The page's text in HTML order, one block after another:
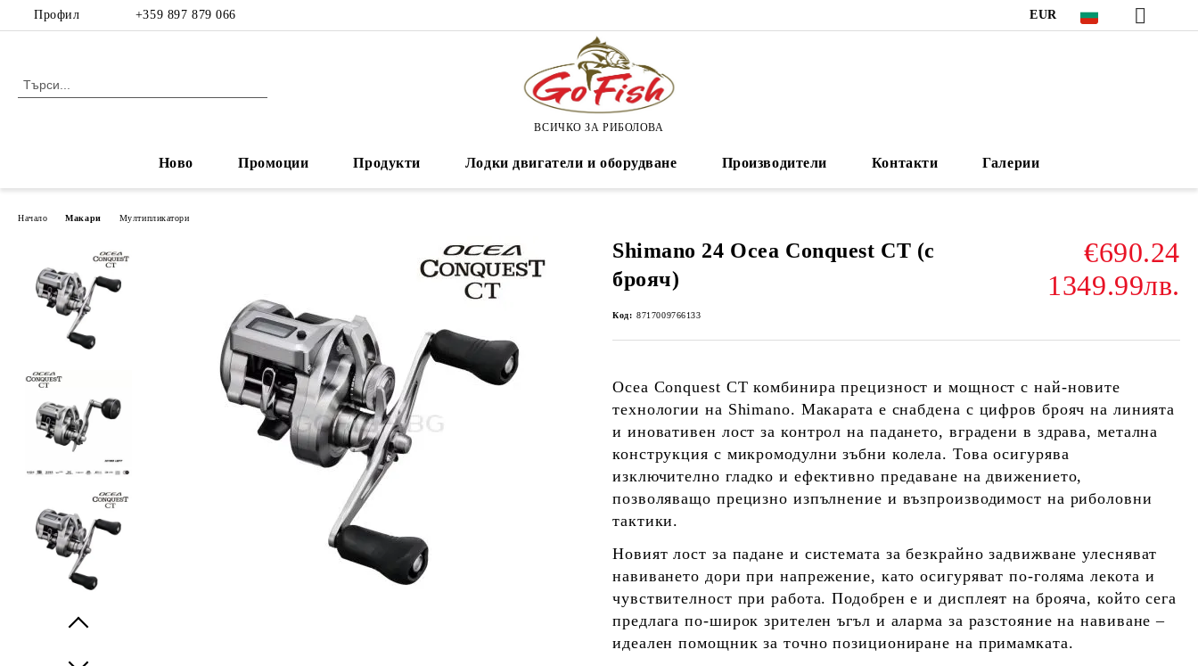
Профил +359 897 879 066 EUR
ВСИЧКО ЗА РИБОЛОВА
Ново Промоции Продукти Лодки двигатели и оборудване Производители Контакти Галерии
Начало Макари Мултипликатори
Shimano 24 Ocea Conquest CT (с
брояч)
€690.24
1349.99лв.
Код: 8717009766133
Ocea Conquest CT комбинира прецизност и мощност с най-новите
технологии на Shimano. Макарата е снабдена с цифров брояч на линията
и иновативен лост за контрол на падането, вградени в здрава, метална
конструкция с микромодулни зъбни колела. Това осигурява
изключително гладко и ефективно предаване на движението,
позволяващо прецизно изпълнение и възпроизводимост на риболовни
тактики.
Новиятлост за падане и системата забезкрайно задвижване улесняват
навиването дори при напрежение, като осигуряват по-голяма лекота и
чувствителност при работа. Подобрен е и дисплеят на брояча, който сега
предлага по-широк зрителен ъгъл и аларма за разстояние на навиване –
идеален помощник за точно позициониране на примамката.